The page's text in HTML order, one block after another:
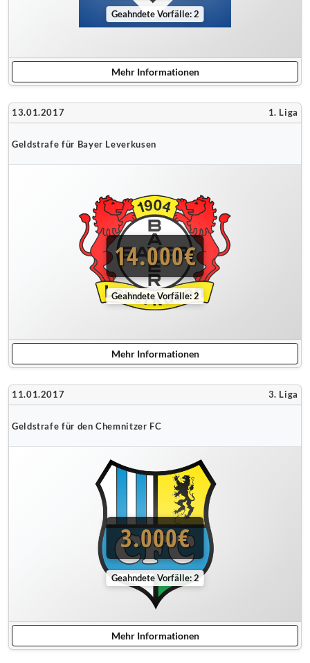
Geahndete Vorfälle: 2
Mehr Informationen
13.01.2017 1. Liga
Geldstrafe für Bayer Leverkusen
14.000€
Geahndete Vorfälle: 2
Mehr Informationen
11.01.2017 3. Liga
Geldstrafe für den Chemnitzer FC
3.000€
Geahndete Vorfälle: 2
Mehr Informationen